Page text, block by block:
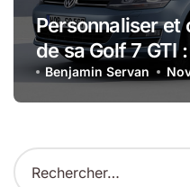
Personnaliser et
de sa Golf 7 GTI
Benjamin Servan
R
e